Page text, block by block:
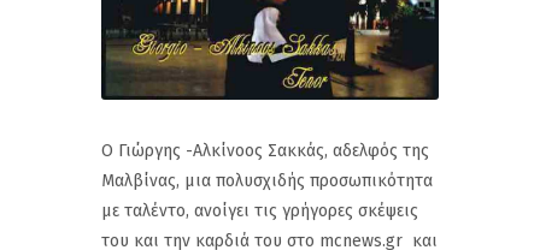
Ο Γιώργης -Αλκίνοος Σακκάς, αδελφός της
Μαλβίνας, μια πολυσχιδής προσωπικότητα
με ταλέντο, ανοίγει τις γρήγορες σκέψεις
του και την καρδιά του στο mcnews.gr και